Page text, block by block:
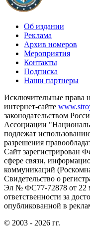
Об издании
Реклама
Архив номеров
Мероприятия
Контакты
Подписка
Наши партнеры
Исключительные права
интернет-сайте
законодательством
Ассоциации
подлежат
разрешения
Сайт зарегистрирован
сфере связи,
коммуникаций
Свидетельство о
Эл № ФС77-72878 от 22
ответственности за
опубликованной в
© 2003 - 2026 гг.